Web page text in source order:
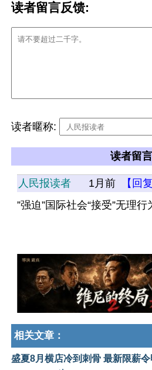
读者留言反馈:
读者暱称:
读者留言
人民报读者 1月前
【回
”强迫”国际社会“接受”无理行
相关文章：
盛夏8月横店冷到刺骨 最新限薪